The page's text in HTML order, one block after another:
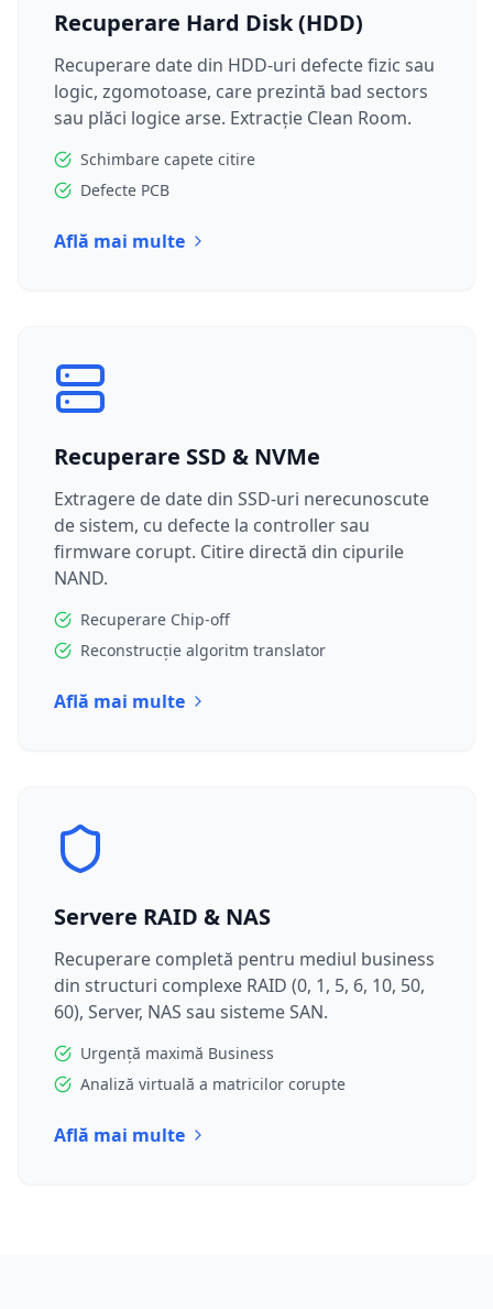
Recuperare Hard Disk (HDD)
Recuperare date din HDD-uri defecte fizic sau
logic, zgomotoase, care prezintă bad sectors
sau plăci logice arse. Extracție Clean Room.
Schimbare capete citire
Defecte PCB
Află mai multe
Recuperare SSD & NVMe
Extragere de date din SSD-uri nerecunoscute
de sistem, cu defecte la controller sau
firmware corupt. Citire directă din cipurile
NAND.
Recuperare Chip-off
Reconstrucție algoritm translator
Află mai multe
Servere RAID & NAS
Recuperare completă pentru mediul business
din structuri complexe RAID (0, 1, 5, 6, 10, 50,
60), Server, NAS sau sisteme SAN.
Urgență maximă Business
Analiză virtuală a matricilor corupte
Află mai multe